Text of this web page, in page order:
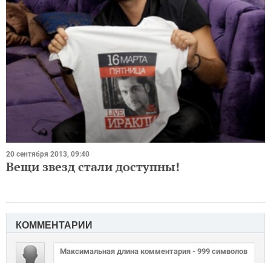
20 сентября 2013, 09:40
Вещи звезд стали доступны!
КОММЕНТАРИИ